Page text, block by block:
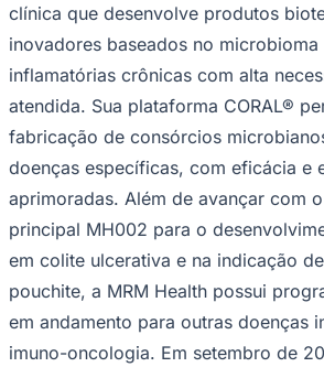
Flamengo
clínica que desenvolve produtos
inovadores baseados no
inflamatórias crônicas com alta
atendida. Sua plataforma CORAL®
fabricação de consórcios
doenças específicas, com eficácia e
aprimoradas. Além de avançar com
principal MH002 para o
em colite ulcerativa e na indicação
pouchite, a MRM Health possui
em andamento para outras doenças
imuno-oncologia. Em setembro de